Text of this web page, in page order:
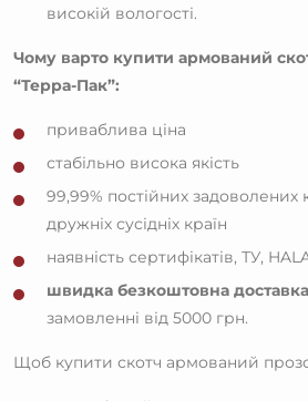
високій вологості.
Чому варто купити армований
“Терра-Пак”:
приваблива ціна
стабільно висока якість
99,99% постійних задоволених
дружніх сусідніх країн
наявність сертифікатів, ТУ,
швидка безкоштовна доставка
замовленні від 5000 грн.
Щоб купити скотч армований